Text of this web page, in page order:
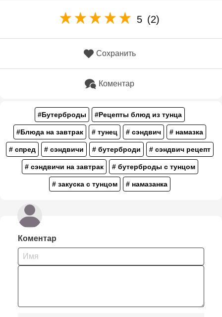
5 (2)
Сохранить
Коментар
#Бутерброды #Рецепты блюд из тунца
#Блюда на завтрак # тунец # сэндвич # намазка
# спред # сэндвичи # бутерброди # сэндвич рецепт
# сэндвичи на завтрак # бутерброды с тунцом
# закуска с тунцом # намазанка
Коментар